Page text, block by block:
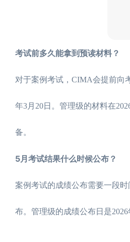
考试前多久能拿到预读材料？
对于案例考试，CIMA会提前向
年3月20日。管理级的材料在
备。
5月考试结果什么时候公布？
案例考试的成绩公布需要一段
布。管理级的成绩公布日是